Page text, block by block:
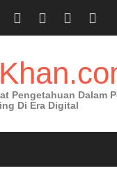
Pengetahuan Dalam
Di Era Digital